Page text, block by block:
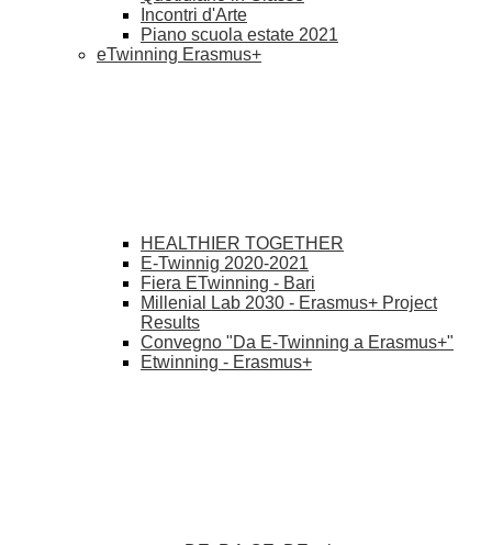
Incontri d'Arte
Piano scuola estate 2021
eTwinning Erasmus+
HEALTHIER TOGETHER
E-Twinnig 2020-2021
Fiera ETwinning - Bari
Millenial Lab 2030 - Erasmus+ Project
Results
Convegno "Da E-Twinning a Erasmus+"
Etwinning - Erasmus+